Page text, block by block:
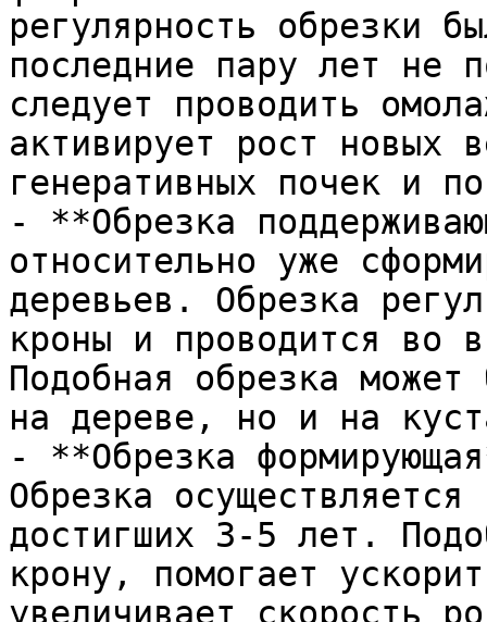
регулярность обрезки
последние пару лет не
следует проводить
активирует рост новых
генеративных почек и
- **Обрезка
относительно уже
деревьев. Обрезка
кроны и проводится во
Подобная обрезка
на дереве, но и на
- **Обрезка
Обрезка
достигших 3-5 лет.
крону, помогает
увеличивает скорость